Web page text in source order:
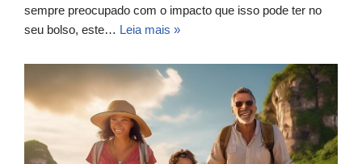
sempre preocupado com o impacto que isso pode ter no
seu bolso, este… Leia mais »